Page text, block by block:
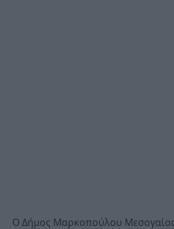
Ο Δήμος Μαρκοπούλου